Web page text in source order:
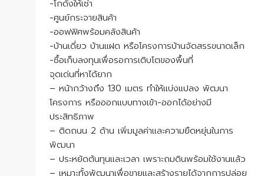
-โกดังให้เช่า
-ศูนย์กระจายสินค้า
-ออฟฟิศพร้อมคลังสินค้า
-บ้านเดี่ยว บ้านแฝด หรือโครงการบ้านจัดสรรขนาดเล็ก
-ซื้อเก็บลงทุนเพื่อรอการเติบโตของพื้นที่
จุดเด่นที่หาได้ยาก
– หน้ากว้างถึง 130 เมตร ทำให้แบ่งแปลง พัฒนา
โครงการ หรือออกแบบทางเข้า-ออกได้อย่างมี
ประสิทธิภาพ
– ติดถนน 2 ด้าน เพิ่มมูลค่าและความยืดหยุ่นในการ
พัฒนา
– ประหยัดต้นทุนและเวลา เพราะถมดินพร้อมใช้งานแล้ว
– เหมาะทั้งพัฒนาเพื่อขายและสร้างรายได้จากการปล่อย